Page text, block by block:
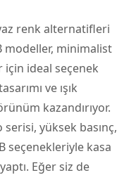
renk alternatifleri
modeller, minimalist
için ideal seçenek
ve ışık
kazandırıyor.
yüksek basınç,
seçenekleriyle kasa
Eğer siz de